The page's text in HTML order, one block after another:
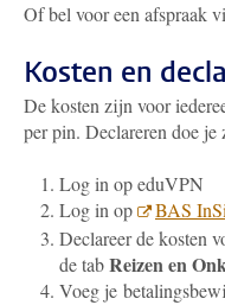
Of bel voor een afspraak
Kosten en
De kosten zijn voor
per pin. Declareren doe je
Log in op eduVPN
Log in op
BAS
Declareer de kosten
de tabReizen en
Voeg je